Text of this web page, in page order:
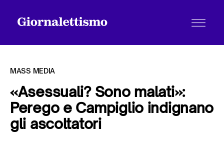
Tutti gli articoli
MASS MEDIA
«Asessuali? Sono malati»:
Perego e Campiglio indignano
gli ascoltatori